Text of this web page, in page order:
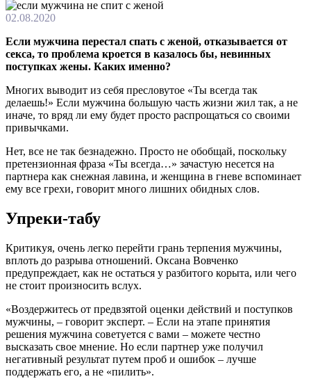
02.08.2020
Если мужчина перестал спать с женой, отказывается от
секса, то проблема кроется в казалось бы, невинных
поступках жены. Каких именно?
Многих выводит из себя пресловутое «Ты всегда так
делаешь!» Если мужчина большую часть жизни жил так, а не
иначе, то вряд ли ему будет просто распрощаться со своими
привычками.
Нет, все не так безнадежно. Просто не обобщай, поскольку
претензионная фраза «Ты всегда…» зачастую несется на
партнера как снежная лавина, и женщина в гневе вспоминает
ему все грехи, говорит много лишних обидных слов.
Упреки-табу
Критикуя, очень легко перейти грань терпения мужчины,
вплоть до разрыва отношений. Оксана Вовченко
предупреждает, как не остаться у разбитого корыта, или чего
не стоит произносить вслух.
«Воздержитесь от предвзятой оценки действий и поступков
мужчины, – говорит эксперт. – Если на этапе принятия
решения мужчина советуется с вами – можете честно
высказать свое мнение. Но если партнер уже получил
негативный результат путем проб и ошибок – лучше
поддержать его, а не «пилить».